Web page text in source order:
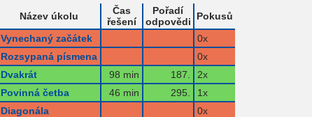
Název úkolu
Čas
řešení
Pořadí
odpovědi
Pokusů
Vynechaný začátek
0x
Rozsypaná písmena
0x
Dvakrát 98 min 187.
2x
Povinná četba 46 min 295.
1x
Diagonála
0x